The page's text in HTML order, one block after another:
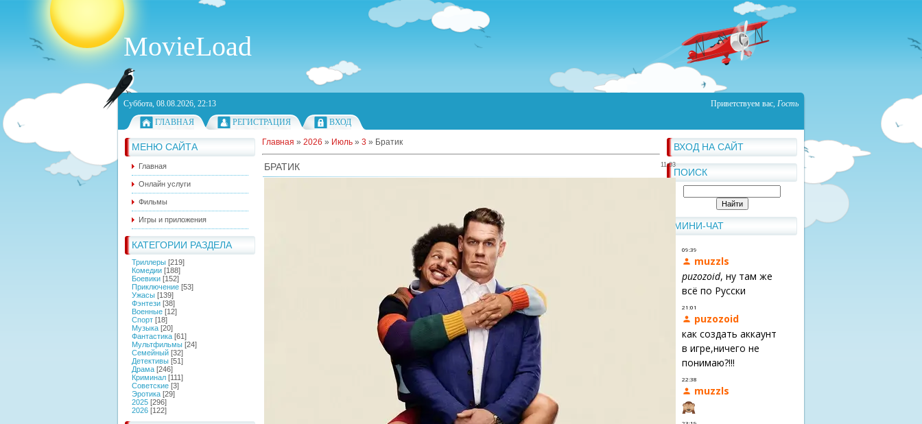
MovieLoad
Суббота, 08.08.2026, 22:13 Приветствуем вас, Гость
ГЛАВНАЯ
РЕГИСТРАЦИЯ ВХОД
МЕНЮ САЙТА
Главная
Онлайн услуги
Фильмы
Игры и приложения
КАТЕГОРИИ РАЗДЕЛА
Триллеры [219]
Комедии [188]
Боевики [152]
Приключение [53]
Ужасы [139]
Фэнтези [38]
Военные [12]
Спорт [18]
Музыка [20]
Фантастика [61]
Мультфильмы [24]
Семейный [32]
Детективы [51]
Драма [246]
Криминал [111]
Советские [3]
Эротика [29]
2025 [296]
2026 [122]
ВХОД НА САЙТ
ПОИСК
МИНИ-ЧАТ
Главная » 2026 » Июль » 3 » Братик
11:03
БРАТИК